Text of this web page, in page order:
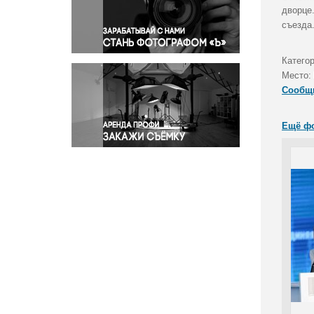
Правосудие
Происшествия и конфликты
Религия
Светская жизнь
Спорт
Экология
Экономика и бизнес
съезда.
Место:
Ещё